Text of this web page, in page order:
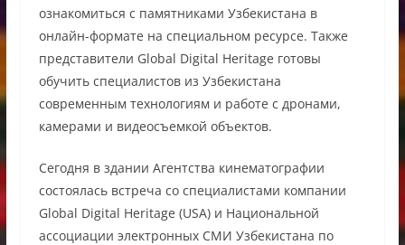
ознакомиться с памятниками Узбекистана в
онлайн-формате на специальном ресурсе. Также
представители Global Digital Heritage готовы
обучить специалистов из Узбекистана
современным технологиям и работе с дронами,
камерами и видеосъемкой объектов.
Сегодня в здании Агентства кинематографии
состоялась встреча со специалистами компании
Global Digital Heritage (USA) и Национальной
ассоциации электронных СМИ Узбекистана по